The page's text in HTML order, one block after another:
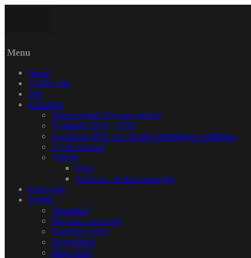
Menu
Home
A lélek útja
360
Krónikák
Transcendent Voyager építése
Hollandia 2019 - 2020
A Latorca (B31 -es vitorlás) telelőhelyre szállítása
A Szír Kaland
Videók
Vlog
Warriors - A Harcosok útja
Kapcsolat
Extrák
Magamról
Hajózási ismeretek
Kistérkép nézet
Nagytérkép
Blog nézet